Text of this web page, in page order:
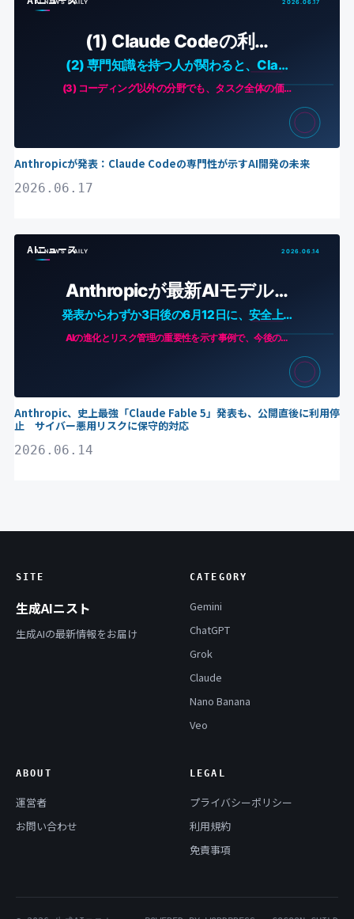
Anthropicが発表：Claude Codeの専門性が示すAI開発の未来
2026.06.17
AIニュース
Anthropic、史上最強「Claude Fable 5」発表も、公開直後に利用停
止 サイバー悪用リスクに保守的対応
2026.06.14
SITE
生成AIニスト
生成AIの最新情報をお届け
CATEGORY
Gemini
ChatGPT
Grok
Claude
Nano Banana
Veo
ABOUT
運営者
お問い合わせ
LEGAL
プライバシーポリシー
利用規約
免責事項